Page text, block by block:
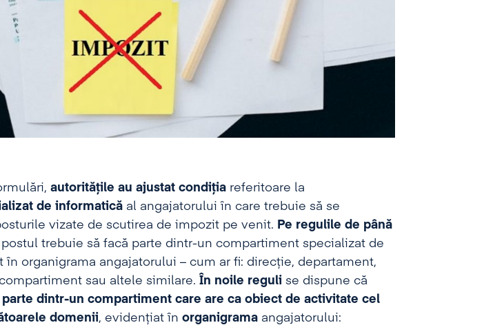
autoritățile au ajustat condițiareferitoare la
de informaticăal angajatorului în care trebuie să se
vizate de scutirea de impozit pe venit. Pe regulile de până
trebuie să facă parte dintr-un compartiment specializat de
organigrama angajatorului – cum ar fi: direcție, departament,
sau altele similare. În noile reguli se dispune că
parte dintr-un compartiment care are ca obiect de activitate cel
domenii, evidențiat în organigramaangajatorului: